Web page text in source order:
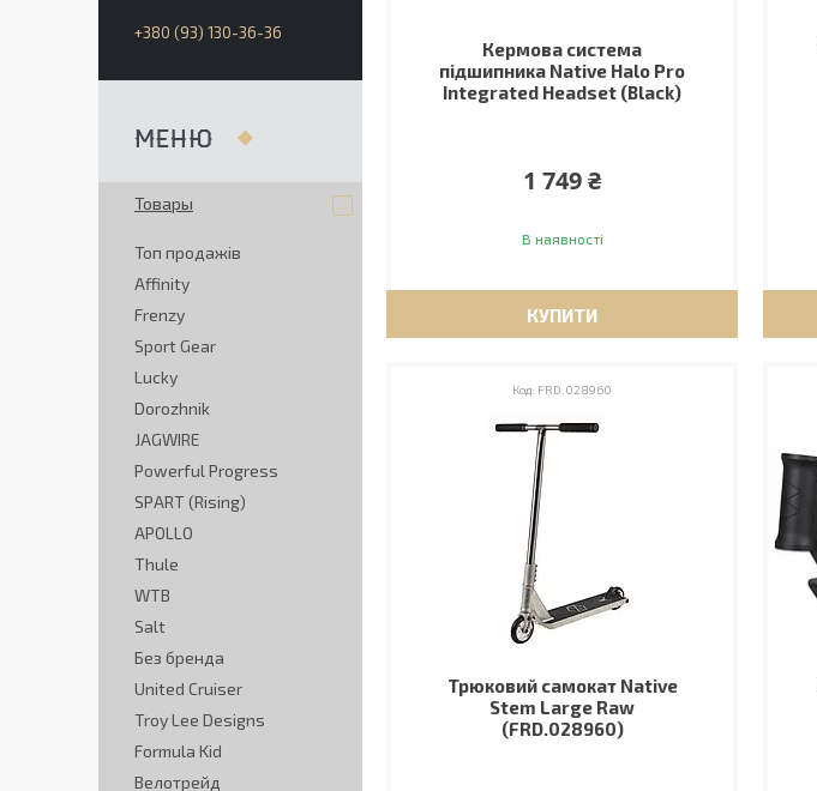
Кермова система
підшипника Native Halo Pro
Integrated Headset (Black)
1 749 ₴
В наявності
КУПИТИ
FRD.028960
Трюковий самокат Native
Stem Large Raw
(FRD.028960)
+380 (93) 130-36-36
Товары
Топ продажів
Affinity
Frenzy
Sport Gear
Lucky
Dorozhnik
JAGWIRE
Powerful Progress
SPART (Rising)
APOLLO
Thule
WTB
Salt
Без бренда
United Cruiser
Troy Lee Designs
Formula Kid
Велотрейд